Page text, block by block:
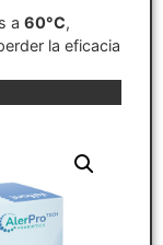
a 60°C,
la eficacia